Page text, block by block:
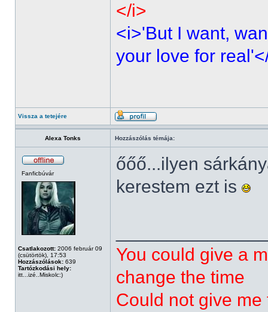
</i>
<i>'But I want,
your love for
Vissza a tetejére
Alexa Tonks Hozzászólás témája:
Fanficbúvár
Csatlakozott: 2006 február 09
(csütörtök), 17:53
Hozzászólások: 639
Tartózkodási hely:
itt...izé..Miskolc:)
őőő...ilyen
kerestem ezt is
You could give a
change the time
Could not give